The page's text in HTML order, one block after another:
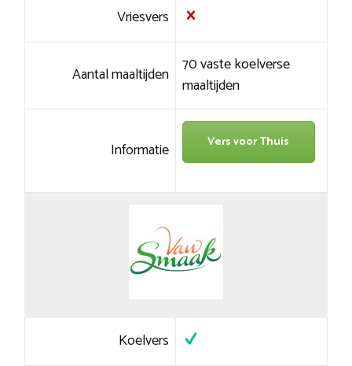
Vriesvers
Aantal maaltijden 70 vaste koelverse
maaltijden
Informatie Vers voor Thuis
Koelvers